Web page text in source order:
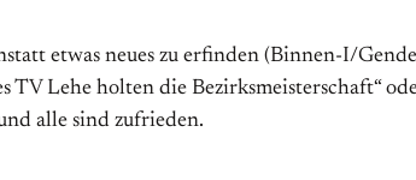
etwas neues zu erfinden (Binnen-I/
TV Lehe holten die Bezirksmeisterschaft“
alle sind zufrieden.